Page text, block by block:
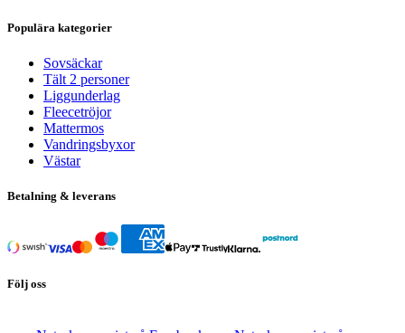
Populära kategorier
Sovsäckar
Tält 2 personer
Liggunderlag
Fleecetröjor
Mattermos
Vandringsbyxor
Västar
Betalning & leverans
Följ oss